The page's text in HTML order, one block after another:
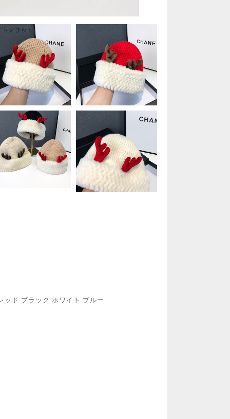
ド ブラック ホワイト ブルー